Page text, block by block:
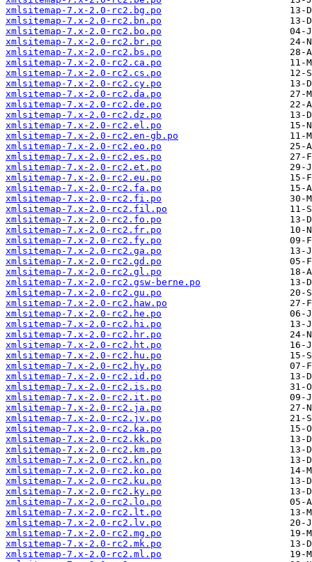
xmlsitemap-7.x-2.0-rc2.bg.po
xmlsitemap-7.x-2.0-rc2.bn.po
xmlsitemap-7.x-2.0-rc2.bo.po
xmlsitemap-7.x-2.0-rc2.br.po
xmlsitemap-7.x-2.0-rc2.bs.po
xmlsitemap-7.x-2.0-rc2.ca.po
xmlsitemap-7.x-2.0-rc2.cs.po
xmlsitemap-7.x-2.0-rc2.cy.po
xmlsitemap-7.x-2.0-rc2.da.po
xmlsitemap-7.x-2.0-rc2.de.po
xmlsitemap-7.x-2.0-rc2.dz.po
xmlsitemap-7.x-2.0-rc2.el.po
xmlsitemap-7.x-2.0-rc2.en-gb.po
xmlsitemap-7.x-2.0-rc2.eo.po
xmlsitemap-7.x-2.0-rc2.es.po
xmlsitemap-7.x-2.0-rc2.et.po
xmlsitemap-7.x-2.0-rc2.eu.po
xmlsitemap-7.x-2.0-rc2.fa.po
xmlsitemap-7.x-2.0-rc2.fi.po
xmlsitemap-7.x-2.0-rc2.fil.po
xmlsitemap-7.x-2.0-rc2.fo.po
xmlsitemap-7.x-2.0-rc2.fr.po
xmlsitemap-7.x-2.0-rc2.fy.po
xmlsitemap-7.x-2.0-rc2.ga.po
xmlsitemap-7.x-2.0-rc2.gd.po
xmlsitemap-7.x-2.0-rc2.gl.po
xmlsitemap-7.x-2.0-rc2.gsw-berne.po
xmlsitemap-7.x-2.0-rc2.gu.po
xmlsitemap-7.x-2.0-rc2.haw.po
xmlsitemap-7.x-2.0-rc2.he.po
xmlsitemap-7.x-2.0-rc2.hi.po
xmlsitemap-7.x-2.0-rc2.hr.po
xmlsitemap-7.x-2.0-rc2.ht.po
xmlsitemap-7.x-2.0-rc2.hu.po
xmlsitemap-7.x-2.0-rc2.hy.po
xmlsitemap-7.x-2.0-rc2.id.po
xmlsitemap-7.x-2.0-rc2.is.po
xmlsitemap-7.x-2.0-rc2.it.po
xmlsitemap-7.x-2.0-rc2.ja.po
xmlsitemap-7.x-2.0-rc2.jv.po
xmlsitemap-7.x-2.0-rc2.ka.po
xmlsitemap-7.x-2.0-rc2.kk.po
xmlsitemap-7.x-2.0-rc2.km.po
xmlsitemap-7.x-2.0-rc2.kn.po
xmlsitemap-7.x-2.0-rc2.ko.po
xmlsitemap-7.x-2.0-rc2.ku.po
xmlsitemap-7.x-2.0-rc2.ky.po
xmlsitemap-7.x-2.0-rc2.lo.po
xmlsitemap-7.x-2.0-rc2.lt.po
xmlsitemap-7.x-2.0-rc2.lv.po
xmlsitemap-7.x-2.0-rc2.mg.po
xmlsitemap-7.x-2.0-rc2.mk.po
xmlsitemap-7.x-2.0-rc2.ml.po